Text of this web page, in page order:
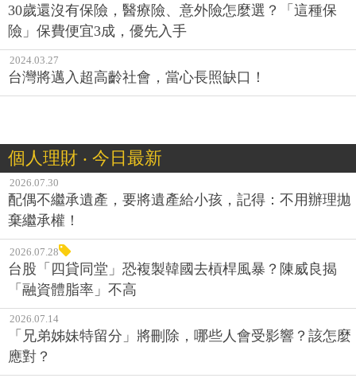
30歲還沒有保險，醫療險、意外險怎麼選？「這種保
險」保費便宜3成，優先入手
2024.03.27
台灣將邁入超高齡社會，當心長照缺口！
個人理財 ‧ 今日最新
2026.07.30
配偶不繼承遺產，要將遺產給小孩，記得：不用辦理拋
棄繼承權！
2026.07.28
台股「四貸同堂」恐複製韓國去槓桿風暴？陳威良揭
「融資體脂率」不高
2026.07.14
「兄弟姊妹特留分」將刪除，哪些人會受影響？該怎麼
應對？